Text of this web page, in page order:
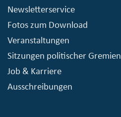
Newsletterservice
Fotos zum Download
Veranstaltungen
Sitzungen politischer Gremien
Job & Karriere
Ausschreibungen